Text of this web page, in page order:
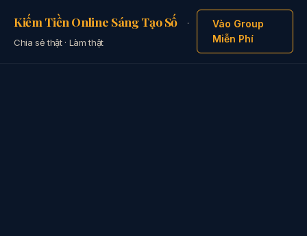
Kiếm Tiền Online Sáng Tạo Số
·
Chia sẻ thật · Làm thật
Vào Group
Miễn Phí